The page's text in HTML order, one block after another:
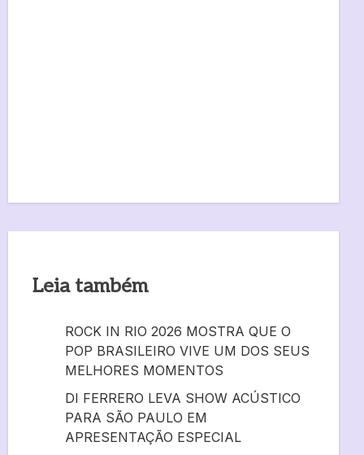
Leia também
ROCK IN RIO 2026 MOSTRA QUE O
POP BRASILEIRO VIVE UM DOS SEUS
MELHORES MOMENTOS
DI FERRERO LEVA SHOW ACÚSTICO
PARA SÃO PAULO EM
APRESENTAÇÃO ESPECIAL